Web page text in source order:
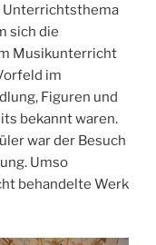
Unterrichtsthema
sich die
Musikunterricht
im
Figuren und
bekannt waren.
war der Besuch
Umso
behandelte Werk